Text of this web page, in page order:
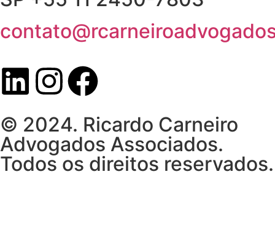
© 2024. Ricardo Carneiro
Advogados Associados.
Todos os direitos reservados.